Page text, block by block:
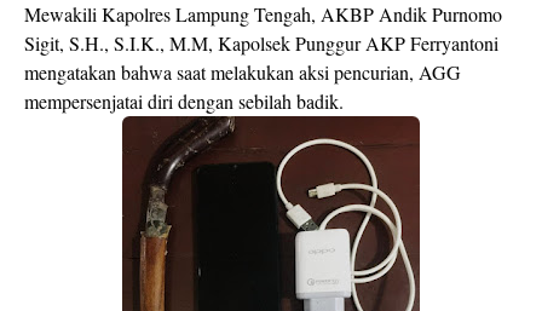
Mewakili Kapolres Lampung Tengah, AKBP Andik Purnomo
Sigit, S.H., S.I.K., M.M, Kapolsek Punggur AKP Ferryantoni
mengatakan bahwa saat melakukan aksi pencurian, AGG
mempersenjatai diri dengan sebilah badik.